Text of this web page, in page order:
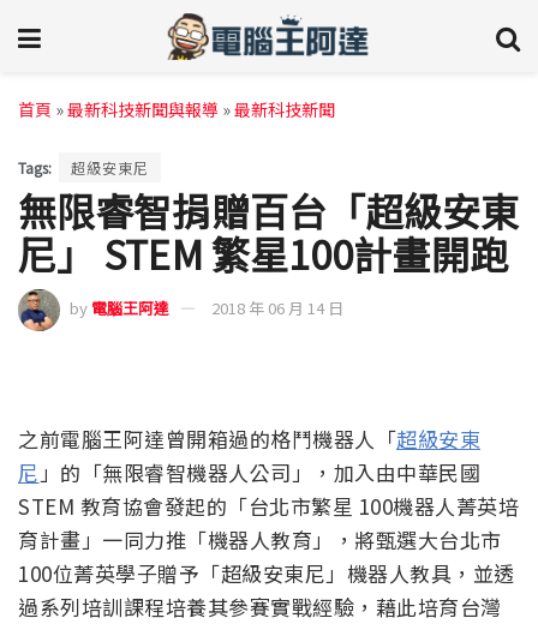
首頁 »最新科技新聞與報導 »最新科技新聞
Tags: 超級安東尼
無限睿智捐贈百台「超級安東
尼」 STEM 繁星100計畫開跑
by 電腦王阿達 2018 年 06 月 14 日
之前電腦王阿達曾開箱過的格鬥機器人「超級安東
尼」的「無限睿智機器人公司」，加入由中華民國
STEM 教育協會發起的「台北市繁星 100機器人菁英培
育計畫」一同力推「機器人教育」，將甄選大台北市
100位菁英學子贈予「超級安東尼」機器人教具，並透
過系列培訓課程培養其參賽實戰經驗，藉此培育台灣